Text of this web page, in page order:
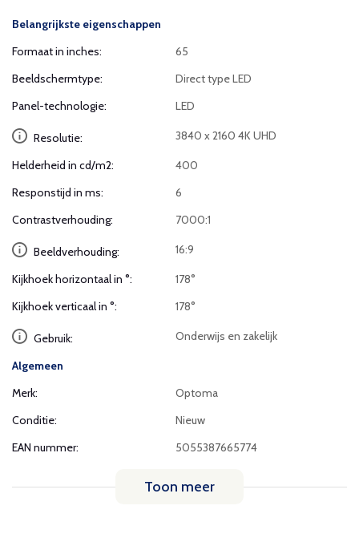
Belangrijkste eigenschappen
Formaat in inches:
65
Beeldschermtype:
Direct type LED
Panel-technologie:
LED
Resolutie: 3840 x 2160 4K UHD
Helderheid in cd/m2:
400
Responstijd in ms:
6
Contrastverhouding:
7000:1
Beeldverhouding: 16:9
Kijkhoek horizontaal in °:
178°
Kijkhoek verticaal in °:
178°
Gebruik: Onderwijs en zakelijk
Algemeen
Merk:
Optoma
Conditie:
Nieuw
EAN nummer:
5055387665774
Toon meer